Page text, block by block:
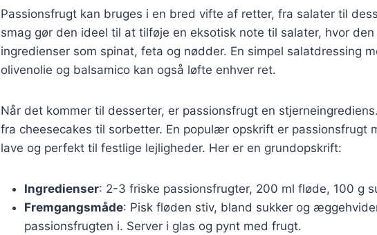
Passionsfrugt kan bruges i en bred vifte af retter, fra salater til
smag gør den ideel til at tilføje en eksotisk note til salater, hvor
ingredienser som spinat, feta og nødder. En simpel salatdressing
olivenolie og balsamico kan også løfte enhver ret.
Når det kommer til desserter, er passionsfrugt en
fra cheesecakes til sorbetter. En populær opskrift er passionsfrugt
lave og perfekt til festlige lejligheder. Her er en grundopskrift:
Ingredienser: 2-3 friske passionsfrugter, 200 ml fløde, 100 g
Fremgangsmåde: Pisk fløden stiv, bland sukker og
passionsfrugten i. Server i glas og pynt med frugt.